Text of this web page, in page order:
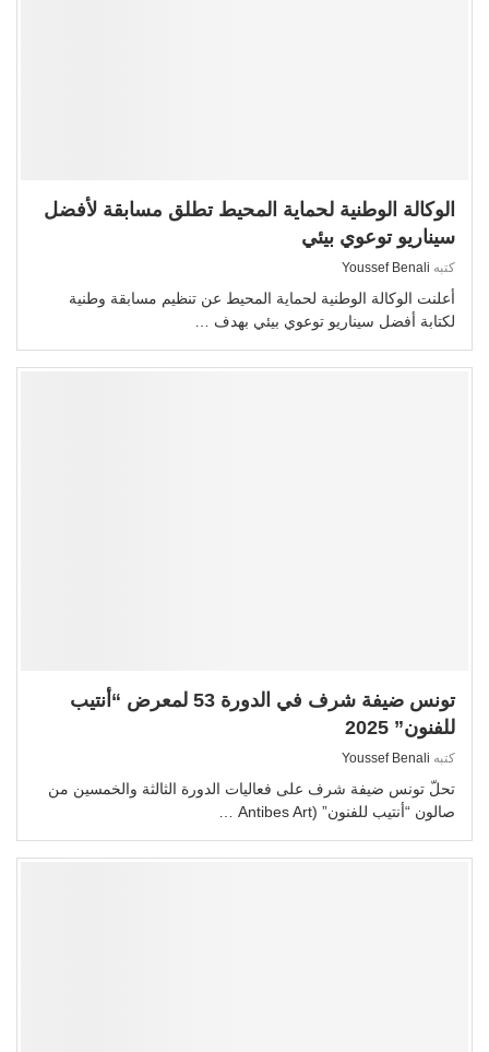
الوكالة الوطنية لحماية المحيط تطلق مسابقة لأفضل
سيناريو توعوي بيئي
كتبه Youssef Benali
أعلنت الوكالة الوطنية لحماية المحيط عن تنظيم مسابقة وطنية
لكتابة أفضل سيناريو توعوي بيئي بهدف …
تونس ضيفة شرف في الدورة 53 لمعرض “أنتيب
للفنون” 2025
كتبه Youssef Benali
تحلّ تونس ضيفة شرف على فعاليات الدورة الثالثة والخمسين من
صالون “أنتيب للفنون” (Antibes Art …